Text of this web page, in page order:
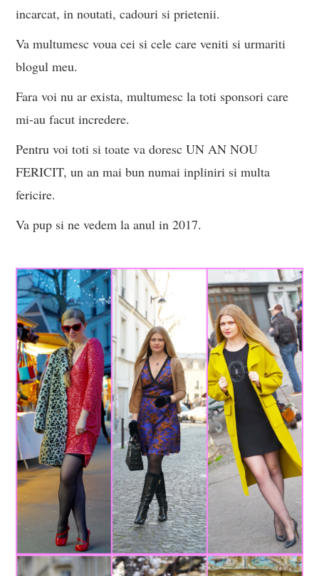
incarcat, in noutati, cadouri si prietenii.
Va multumesc voua cei si cele care veniti si urmariti
blogul meu.
Fara voi nu ar exista, multumesc la toti sponsori care
mi-au facut incredere.
Pentru voi toti si toate va doresc UN AN NOU
FERICIT, un an mai bun numai inpliniri si multa
fericire.
Va pup si ne vedem la anul in 2017.